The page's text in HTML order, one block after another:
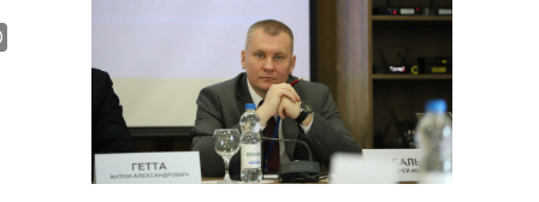
Зеленского в США не принесла
ожидаемых результатов
Белорусские школьники
собрали первые «космические»
томаты из семян, побывавших
на орбите